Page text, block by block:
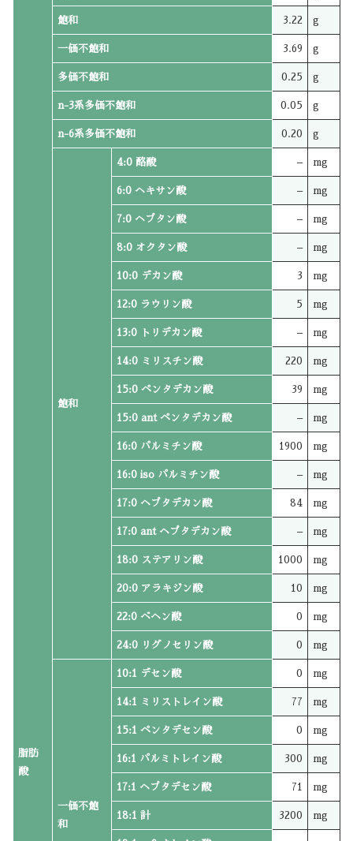
脂肪
酸
飽和 3.22 g
一価不飽和 3.69 g
多価不飽和 0.25 g
n-3系多価不飽和 0.05 g
n-6系多価不飽和 0.20 g
飽和
4:0 酪酸 – mg
6:0 ヘキサン酸 – mg
7:0 ヘプタン酸 – mg
8:0 オクタン酸 – mg
10:0 デカン酸 3 mg
12:0 ラウリン酸 5 mg
13:0 トリデカン酸 – mg
14:0 ミリスチン酸 220 mg
15:0 ペンタデカン酸 39 mg
15:0 ant ペンタデカン酸 – mg
16:0 パルミチン酸 1900 mg
16:0 iso パルミチン酸 – mg
17:0 ヘプタデカン酸 84 mg
17:0 ant ヘプタデカン酸 – mg
18:0 ステアリン酸 1000 mg
20:0 アラキジン酸 10 mg
22:0 ベヘン酸 0 mg
24:0 リグノセリン酸 0 mg
一価不飽
和
10:1 デセン酸 0 mg
14:1 ミリストレイン酸 77 mg
15:1 ペンタデセン酸 0 mg
16:1 パルミトレイン酸 300 mg
17:1 ヘプタデセン酸 71 mg
18:1 計 3200 mg